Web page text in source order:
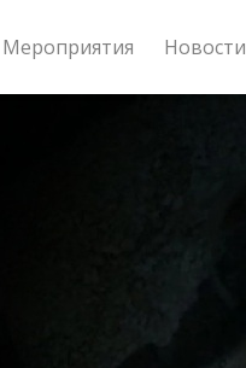
Мероприятия Новости